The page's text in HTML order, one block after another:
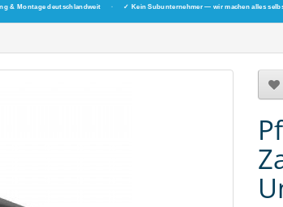
& Montage deutschlandweit · ✓ Kein Subunternehmer — wir machen alles